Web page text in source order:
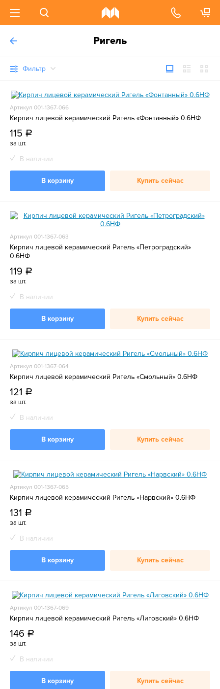
Ригель
Фильтр
Артикул 001-1367-066
Кирпич лицевой керамический Ригель «Фонтанный» 0.6НФ
115 a
за шт.
В наличии
В корзину Купить сейчас
Артикул 001-1367-063
Кирпич лицевой керамический Ригель «Петроградский»
0.6НФ
119 a
за шт.
В наличии
В корзину Купить сейчас
Артикул 001-1367-064
Кирпич лицевой керамический Ригель «Смольный» 0.6НФ
121 a
за шт.
В наличии
В корзину Купить сейчас
Артикул 001-1367-065
Кирпич лицевой керамический Ригель «Нарвский» 0.6НФ
131 a
за шт.
В наличии
В корзину Купить сейчас
Артикул 001-1367-069
Кирпич лицевой керамический Ригель «Лиговский» 0.6НФ
146 a
за шт.
В наличии
В корзину Купить сейчас